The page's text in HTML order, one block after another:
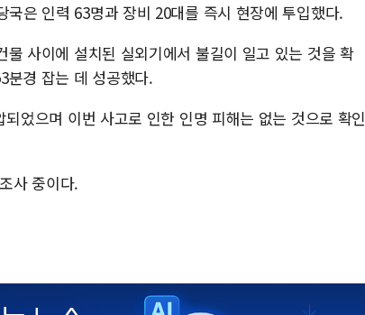
은 인력 63명과 장비 20대를 즉시 현장에 투입했다.
사이에 설치된 실외기에서 불길이 일고 있는 것을 확
분경 잡는 데 성공했다.
었으며 이번 사고로 인한 인명 피해는 없는 것으로 확인
사 중이다.